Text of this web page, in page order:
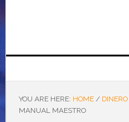
YOU ARE HERE: HOME / DINERO
MANUAL MAESTRO